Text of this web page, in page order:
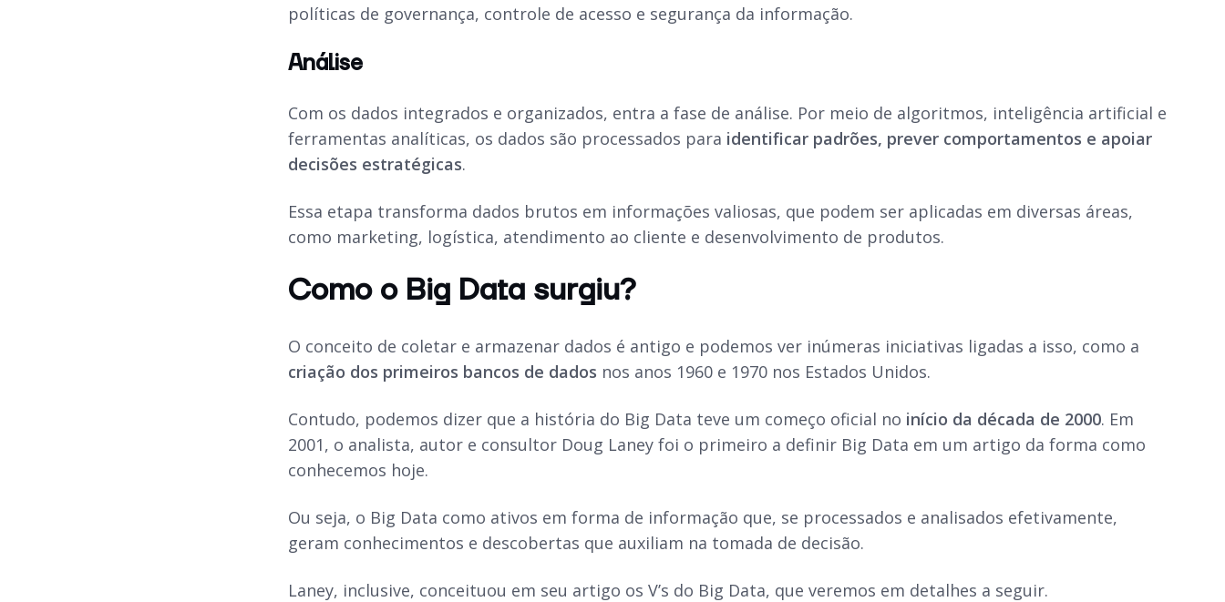
políticas de governança, controle de acesso e segurança da informação.
Análise
Com os dados integrados e organizados, entra a fase de análise. Por meio de algoritmos, inteligência artificial e
ferramentas analíticas, os dados são processados para identificar padrões, prever comportamentos e apoiar
decisões estratégicas.
Essa etapa transforma dados brutos em informações valiosas, que podem ser aplicadas em diversas áreas,
como marketing, logística, atendimento ao cliente e desenvolvimento de produtos.
Como o Big Data surgiu?
O conceito de coletar e armazenar dados é antigo e podemos ver inúmeras iniciativas ligadas a isso, como a
criação dos primeiros bancos de dados nos anos 1960 e 1970 nos Estados Unidos.
Contudo, podemos dizer que a história do Big Data teve um começo oficial no início da década de 2000. Em
2001, o analista, autor e consultor Doug Laney foi o primeiro a definir Big Data em um artigo da forma como
conhecemos hoje.
Ou seja, o Big Data como ativos em forma de informação que, se processados e analisados efetivamente,
geram conhecimentos e descobertas que auxiliam na tomada de decisão.
Laney, inclusive, conceituou em seu artigo os V’s do Big Data, que veremos em detalhes a seguir.